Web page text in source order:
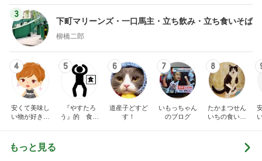
3
下町マリーンズ・一口馬主・立ち飲み・立ち食いそば
柳橋二郎
4
安くて美味し
い物が好き☆
5
『やすたろ
う』的 食の
6
道産子どすど
す！
7
いもっちゃん
のブログ
8
たかまつせん
いちの食い散
もっと見る